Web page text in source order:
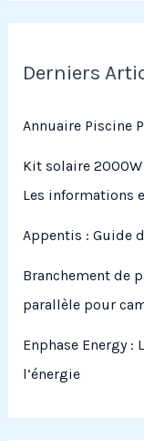
Derniers
Annuaire Piscine
Kit solaire
Les informations
Appentis : Guide
Branchement de
parallèle pour
Enphase Energy
l’énergie